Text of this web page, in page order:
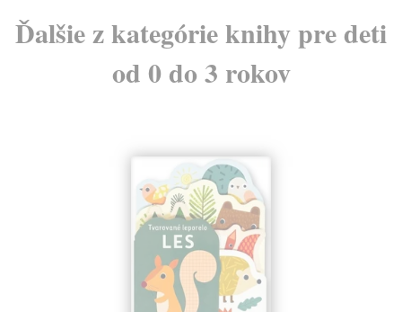
Ďalšie z kategórie knihy pre deti
od 0 do 3 rokov